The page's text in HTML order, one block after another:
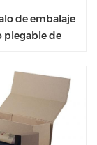
de embalaje
plegable de